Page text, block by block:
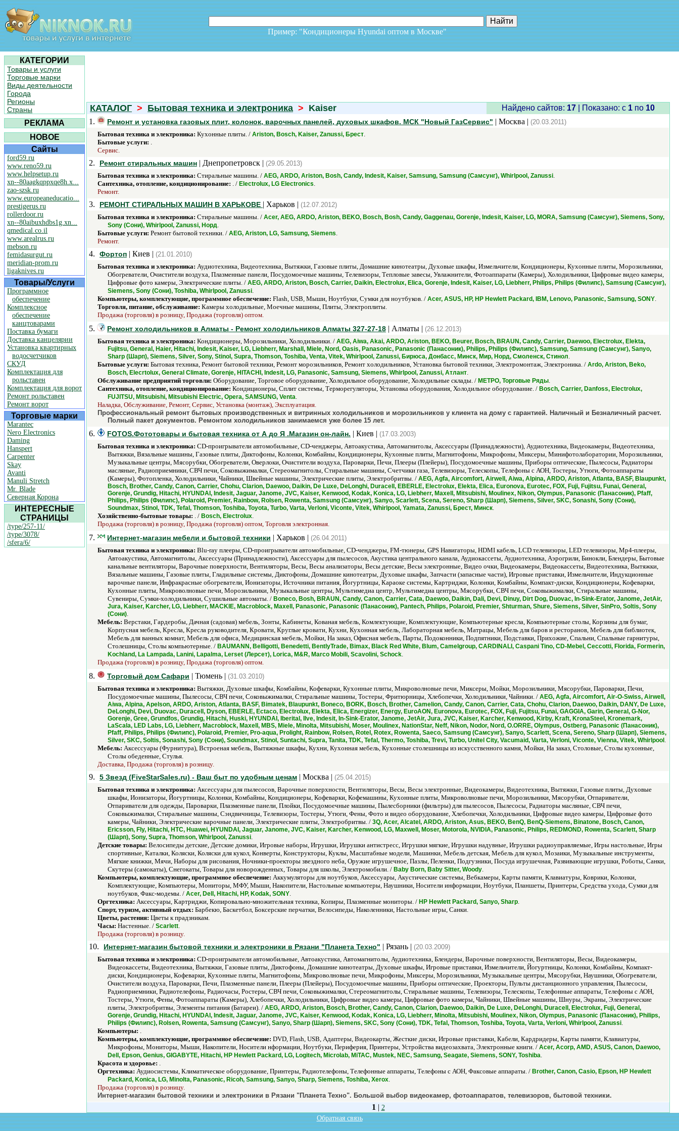
Пример: "Кондиционеры Hyundai оптом в Москве"
КАТЕГОРИИ
Товары и услуги
Торговые марки
Виды деятельности
Города
Регионы
Страны
РЕКЛАМА
НОВОЕ
Сайты
ford59.ru
www.reno59.ru
www.helpsetup.ru
xn--80aagkqppxqe8h.x...
zao-szsk.ru
www.europeaneducatio...
prestigerus.ru
rollerdoor.ru
xn--80aibuxhdbs1g.xn...
qmedical.co.il
www.arealrus.ru
mebson.ru
femidasurgut.ru
meridian-prom.ru
ligaknives.ru
Товары/Услуги
Программное
обеспечение
Комплексное
обеспечение
канцтоварами
Поставка бумаги
Доставка канцелярии
Установка квартирных
водосчетчиков
СКУД
Комплектация для
рольставен
Комплектация для ворот
Ремонт рольставен
Ремонт ворот
Торговые марки
Marantec
Nero Electronics
Daming
Hanspert
Carpenter
Skay
Avanti
Manuli Stretch
Mr. Blade
Северная Корона
ИНТЕРЕСНЫЕ
СТРАНИЦЫ
/type/257-11/
/type/3078/
/sfera/6/
КАТАЛОГ > Бытовая техника и электроника > Kaiser Найдено сайтов: 17| Показано: c 1по 10
1.
Ремонт и установка газовых плит, колонок, варочных панелей, духовых шкафов. МСК "Новый ГазСервис" | Москва | (20.03.2011)
Бытовая техника и электроника: Кухонные плиты. / Ariston, Bosch, Kaiser, Zanussi, Брест.
Бытовые услуги: .
Сервис.
2. Ремонт стиральных машин | Днепропетровск | (29.05.2013)
Бытовая техника и электроника: Стиральные машины. / AEG, ARDO, Ariston, Bosh, Candy, Indesit, Kaiser, Samsung, Samsung (Самсунг), Whirlpool, Zanussi.
Сантехника, отопление, кондиционирование: . / Electrolux, LG Еlectronics.
Ремонт.
3. РЕМОНТ СТИРАЛЬНЫХ МАШИН В ХАРЬКОВЕ | Харьков | (12.07.2012)
Бытовая техника и электроника: Стиральные машины. / Acer, AEG, ARDO, Ariston, BEKO, Bosch, Bosh, Candy, Gaggenau, Gorenje, Indesit, Kaiser, LG, MORA, Samsung (Самсунг), Siemens, Sony,
Sony (Сони), Whirlpool, Zanussi, Норд.
Бытовые услуги: Ремонт бытовой техники. / AEG, Ariston, LG, Samsung, Siemens.
Ремонт.
4. Фортоп | Киев | (21.01.2010)
Бытовая техника и электроника: Аудиотехника, Видеотехника, Вытяжки, Газовые плиты, Домашние кинотеатры, Духовые шкафы, Измельчители, Кондиционеры, Кухонные плиты, Морозильники,
Обогреватели, Очистители воздуха, Плазменные панели, Посудомоечные машины, Телевизоры, Тепловые завесы, Увлажнители, Фотоаппараты (Камеры), Холодильники, Цифровые видео камеры,
Цифровые фото камеры, Электрические плиты. / AEG, ARDO, Ariston, Bosch, Carrier, Daikin, Electrolux, Elica, Gorenje, Indesit, Kaiser, LG, Liebherr, Philips, Philips (Филипс), Samsung (Самсунг),
Siemens, Sony (Сони), Toshiba, Whirlpool, Zanussi.
Компьютеры, комплектующие, программное обеспечение: Flash, USB, Мыши, Ноутбуки, Сумки для ноутбуков. / Acer, ASUS, HP, HP Hewlett Packard, IBM, Lenovo, Panasonic, Samsung, SONY.
Торговля, питание, обслуживание: Камеры холодильные, Моечные машины, Плиты, Электроплиты.
Продажа (торговля) в розницу, Продажа (торговля) оптом.
5. Ремонт холодильников в Алматы - Ремонт холодильников Алматы 327-27-18 | Алматы | (26.12.2013)
Бытовая техника и электроника: Кондиционеры, Морозильники, Холодильники. / AEG, Aiwa, Akai, ARDO, Ariston, BEKO, Beurer, Bosch, BRAUN, Candy, Carrier, Daewoo, Electrolux, Elekta,
Fujitsu, General, Haier, Hitachi, Indesit, Kaiser, LG, Liebherr, Marshall, Miele, Nord, Oasis, Panasonic, Panasonic (Панасоник), Philips, Philips (Филипс), Samsung, Samsung (Самсунг), Sanyo,
Sharp (Шарп), Siemens, Silver, Sony, Stinol, Supra, Thomson, Toshiba, Venta, Vitek, Whirlpool, Zanussi, Бирюса, Донбасс, Минск, Мир, Норд, Смоленск, Стинол.
Бытовые услуги: Бытовая техника, Ремонт бытовой техники, Ремонт морозильников, Ремонт холодильников, Установка бытовой техники, Электромонтаж, Электроника. / Ardo, Ariston, Beko,
Bosch, Elecrtolux, General Climate, Gorenje, HITACHI, Indesit, LG, Panasonic, Samsung, Siemens, Whirlpool, Zanussi, Атлант.
Обслуживание предприятий торговли: Оборудование, Торговое оборудование, Холодильное оборудование, Холодильные склады. / МЕТРО, Торговые Ряды.
Сантехника, отопление, кондиционирование: Кондиционеры, Сплит системы, Терморегуляторы, Установка оборудования, Холодильное оборудование. / Bosch, Carrier, Danfoss, Electrolux,
FUJITSU, Mitsubishi, Mitsubishi Electric, Opera, SAMSUNG, Venta.
Наладка, Обслуживание, Ремонт, Сервис, Установка (монтаж), Эксплуатация.
Профессиональный ремонт бытовых производственных и витринных холодильников и морозильников у клиента на дому с гарантией. Наличный и Безналичный расчет.
Полный пакет документов. Ремонтом холодильников занимаемся уже более 15 лет.
6. FOTOS.Фототовары и бытовая техника от А до Я .Магазин он-лайн. | Киев | (17.03.2003)
Бытовая техника и электроника: CD-проигрыватели автомобильные, CD-ченджеры, Автоакустика, Автомагнитолы, Аксессуары (Принадлежности), Аудиотехника, Видеокамеры, Видеотехника,
Вытяжки, Вязальные машины, Газовые плиты, Диктофоны, Колонки, Комбайны, Кондиционеры, Кухонные плиты, Магнитофоны, Микрофоны, Миксеры, Минифотолаборатории, Морозильники,
Музыкальные центры, Мясорубки, Обогреватели, Оверлоки, Очистители воздуха, Пароварки, Печи, Плееры (Плейеры), Посудомоечные машины, Приборы оптические, Пылесосы, Радиаторы
масляные, Радиоприемники, СВЧ печи, Соковыжималки, Стереомагнитолы, Стиральные машины, Счетчики газа, Телевизоры, Телескопы, Телефоны с АОН, Тостеры, Утюги, Фотоаппараты
(Камеры), Фотопленка, Холодильники, Чайники, Швейные машины, Электрические плиты, Электробритвы. / AEG, Agfa, Aircomfort, Airwell, Aiwa, Alpina, ARDO, Ariston, Atlanta, BASF, Blaupunkt,
Bosch, Brother, Candy, Canon, Carrier, Chohu, Clarion, Daewoo, Daikin, De Luxe, DeLonghi, Duracell, EBERLE, Electrolux, Elekta, Elica, Euronova, Eurotec, FOX, Fuji, Fujitsu, Funai, General,
Gorenje, Grundig, Hitachi, HYUNDAI, Indesit, Jaguar, Janome, JVC, Kaiser, Kenwood, Kodak, Konica, LG, Liebherr, Maxell, Mitsubishi, Moulinex, Nikon, Olympus, Panasonic (Панасоник), Pfaff,
Philips, Philips (Филипс), Polaroid, Premier, Rainbow, Rolsen, Rowenta, Samsung (Самсунг), Sanyo, Scarlett, Scena, Sereno, Sharp (Шарп), Siemens, Silver, SKC, Sonashi, Sony (Сони),
Soundmax, Stinol, TDK, Tefal, Thomson, Toshiba, Toyota, Turbo, Varta, Verloni, Viconte, Vitek, Whirlpool, Yamata, Zanussi, Брест, Минск.
Хозяйственно-бытовые товары: . / Bosch, Electrolux.
Продажа (торговля) в розницу, Продажа (торговля) оптом, Торговля электронная.
7. Интернет-магазин мебели и бытовой техники | Харьков | (26.04.2011)
Бытовая техника и электроника: Blu-ray плееры, CD-проигрыватели автомобильные, CD-ченджеры, FM-тюнеры, GPS Навигаторы, HDMI кабель, LCD телевизоры, LED телевизоры, Mp4-плееры,
Автоакустика, Автомагнитолы, Аксессуары (Принадлежности), Аксессуары для пылесосов, Акустика центрального канала, Аудиокассеты, Аудиотехника, Аэрогрили, Бинокли, Блендеры, Бытовые
канальные вентиляторы, Варочные поверхности, Вентиляторы, Весы, Весы анализаторы, Весы детские, Весы электронные, Видео очки, Видеокамеры, Видеокассеты, Видеотехника, Вытяжки,
Вязальные машины, Газовые плиты, Гладильные системы, Диктофоны, Домашние кинотеатры, Духовые шкафы, Запчасти (запасные части), Игровые приставки, Измельчители, Индукционные
варочные панели, Инфракрасные обогреватели, Ионизаторы, Источники питания, Йогуртницы, Караоке системы, Картриджи, Колонки, Комбайны, Компакт-диски, Кондиционеры, Кофеварки,
Кухонные плиты, Микроволновые печи, Морозильники, Музыкальные центры, Мультимедиа центр, Мультимедиа центры, Мясорубки, СВЧ печи, Соковыжималки, Стиральные машины,
Сувениры, Сумки-холодильники, Сушильные автоматы. / Boneco, Bosh, BRAUN, Candy, Canon, Carrier, Cata, Daewoo, Daikin, Dali, Devi, Dinuy, Dirt Dog, Duovac, In-Sink-Erator, Janome, JetAir,
Jura, Kaiser, Karcher, LG, Liebherr, MACKIE, Macroblock, Maxell, Panasonic, Panasonic (Панасоник), Pantech, Philips, Polaroid, Premier, Shturman, Shure, Siemens, Silver, SinPro, Soltis, Sony
(Сони).
Мебель: Верстаки, Гардеробы, Дачная (садовая) мебель, Зонты, Кабинеты, Кованая мебель, Комлектующие, Комплектующие, Компьютерные кресла, Компьютерные столы, Корзины для бумаг,
Корпусная мебель, Кресла, Кресла руководителя, Кровати, Круглые кровати, Кухни, Кухонная мебель, Лабораторная мебель, Матрацы, Мебель для баров и ресторанов, Мебель для библиотек,
Мебель для ванных комнат, Мебель для офиса, Медицинская мебель, Мойки, На заказ, Офисная мебель, Парты, Подоконники, Подпятники, Подставки, Прихожие, Спальни, Спальные гарнитуры,
Столешницы, Столы компьютерные. / BAUMANN, Belligotti, Benedetti, BentlyTrade, Bimax, Black Red White, Blum, Camelgroup, CARDINALI, Caspani Tino, CD-Mebel, Ceccotti, Florida, Formerin,
Kochland, La Lampada, Lanini, Lapalma, Lerset (Лерсет), Lorica, M&R, Marco Mobili, Scavolini, Schock.
Продажа (торговля) в розницу, Продажа (торговля) оптом.
8. Торговый дом Сафари | Тюмень | (31.03.2010)
Бытовая техника и электроника: Вытяжки, Духовые шкафы, Комбайны, Кофеварки, Кухонные плиты, Микроволновые печи, Миксеры, Мойки, Морозильники, Мясорубки, Пароварки, Печи,
Посудомоечные машины, Пылесосы, СВЧ печи, Соковыжималки, Стиральные машины, Тостеры, Фритюрницы, Хлебопечки, Холодильники, Чайники. / AEG, Agfa, Aircomfort, Air-O-Swiss, Airwell,
Aiwa, Alpina, Apelson, ARDO, Ariston, Atlanta, BASF, Bimatek, Blaupunkt, Boneco, BORK, Bosch, Brother, Camelion, Candy, Canon, Carrier, Cata, Chohu, Clarion, Daewoo, Daikin, DANY, De Luxe,
DeLonghi, Devi, Duovac, Duracell, Dyson, EBERLE, Ectaco, Electrolux, Elekta, Elica, Energizer, Energy, EuroAON, Euronova, Eurotec, FOX, Fuji, Fujitsu, Funai, GAGGIA, Garin, General, G-Nor,
Gorenje, Gree, Grundfos, Grundig, Hitachi, Huski, HYUNDAI, Iberital, Ilve, Indesit, In-Sink-Erator, Janome, JetAir, Jura, JVC, Kaiser, Karcher, Kenwood, Kirby, Kraft, KronaSteel, Kronemark,
LaScala, LED Labs, LG, Liebherr, Macroblock, Maxell, MBS, Miele, Minolta, Mitsubishi, Moser, Moulinex, NationStar, Neff, Nikon, Nodor, Nord, O.ORRE, Olympus, Ostberg, Panasonic (Панасоник),
Pfaff, Philips, Philips (Филипс), Polaroid, Premier, Pro-aqua, Prolight, Rainbow, Rolsen, Rotel, Rotex, Rowenta, Saeco, Samsung (Самсунг), Sanyo, Scarlett, Scena, Sereno, Sharp (Шарп), Siemens,
Silver, SKC, Soltis, Sonashi, Sony (Сони), Soundmax, Stinol, Suntachi, Supra, Tanita, TDK, Tefal, Thermo, Toshiba, Trevi, Turbo, Unitel City, Vacumaid, Varta, Verloni, Viconte, Vienna, Vitek, Whirlpool .
Мебель: Аксессуары (Фурнитура), Встроеная мебель, Вытяжные шкафы, Кухни, Кухонная мебель, Кухонные столешницы из искусственного камня, Мойки, На заказ, Столовые, Столы кухонные,
Столы обеденные, Стулья.
Доставка, Продажа (торговля) в розницу.
9. 5 Звезд (FiveStarSales.ru) - Ваш быт по удобным ценам | Москва | (25.04.2015)
Бытовая техника и электроника: Аксессуары для пылесосов, Варочные поверхности, Вентиляторы, Весы, Весы электронные, Видеокамеры, Видеотехника, Вытяжки, Газовые плиты, Духовые
шкафы, Ионизаторы, Йогуртницы, Колонки, Комбайны, Кондиционеры, Кофеварки, Кофемашины, Кухонные плиты, Микроволновые печи, Морозильники, Мясорубки, Отпариватели,
Отпариватели для одежды, Пароварки, Плазменные панели, Плойки, Посудомоечные машины, Пылесборники (фильтры) для пылесосов, Пылесосы, Радиаторы масляные, СВЧ печи,
Соковыжималки, Стиральные машины, Сэндвичницы, Телевизоры, Тостеры, Утюги, Фены, Фото и видео оборудование, Хлебопечки, Холодильники, Цифровые видео камеры, Цифровые фото
камеры, Чайники, Электрические варочные панели, Электрические плиты, Электробритвы. / 3Q, Acer, Alcatel, ARDO, Ariston, Asus, BEKO, BenQ, BenQ-Siemens, Binatone, Bosch, Canon,
Ericsson, Fly, Hitachi, HTC, Huawei, HYUNDAI, Jaguar, Janome, JVC, Kaiser, Karcher, Kenwood, LG, Maxwell, Moser, Motorola, NVIDIA, Panasonic, Philips, REDMOND, Rowenta, Scarlett, Sharp
(Шарп), Sony, Supra, Thomson, Whirlpool, Zanussi.
Детские товары: Велосипеды детские, Детские домики, Игровые наборы, Игрушки, Игрушки антистресс, Игрушки мягкие, Игрушки надувные, Игрушки радиоуправляемые, Игры настольные, Игры
спортивные, Каталки, Коляски, Коляски для кукол, Конверты, Конструкторы, Куклы, Масштабные модели, Машинки, Мебель детская, Мебель для кукол, Мозаики, Музыкальные инструменты,
Мягкие книжки, Мячи, Наборы для рисования, Ночники-проекторы звездного неба, Оружие игрушечное, Пазлы, Пеленки, Подгузники, Посуда игрушечная, Развивающие игрушки, Роботы, Санки,
Скутеры (самокаты), Снегокаты, Товары для новорожденных, Товары для школы, Электромобили. / Baby Born, Baby Sitter, Woody.
Компьютеры, комплектующие, программное обеспечение: Аккумуляторы для ноутбуков, Аксессуары, Акустические системы, Вебкамеры, Карты памяти, Клавиатуры, Коврики, Колонки,
Комплектующие, Компьютеры, Мониторы, МФУ, Мыши, Накопители, Настольные компьютеры, Наушники, Носители информации, Ноутбуки, Планшеты, Принтеры, Средства ухода, Сумки для
ноутбуков, Факс-модемы. / Acer, Dell, Hitachi, HP, Kodak, SONY.
Оргтехника: Аксессуары, Картриджи, Копировально-множительная техника, Копиры, Плазменные мониторы. / HP Hewlett Packard, Sanyo, Sharp.
Спорт, туризм, активный отдых: Барбекю, Баскетбол, Боксерские перчатки, Велосипеды, Наколенники, Настольные игры, Санки.
Цветы, растения: Цветы к прадзникам.
Часы: Настенные. / Scarlett.
Продажа (торговля) в розницу.
10. Интернет-магазин бытовой техники и электроники в Рязани "Планета Техно" | Рязань | (20.03.2009)
Бытовая техника и электроника: CD-проигрыватели автомобильные, Автоакустика, Автомагнитолы, Аудиотехника, Блендеры, Варочные поверхности, Вентиляторы, Весы, Видеокамеры,
Видеокассеты, Видеотехника, Вытяжки, Газовые плиты, Диктофоны, Домашние кинотеатры, Духовые шкафы, Игровые приставки, Измельчители, Йогуртницы, Колонки, Комбайны, Компакт-
диски, Кондиционеры, Кофеварки, Кухонные плиты, Магнитофоны, Микроволновые печи, Микрофоны, Миксеры, Морозильники, Музыкальные центры, Мясорубки, Наушники, Обогреватели,
Очистители воздуха, Пароварки, Печи, Плазменные панели, Плееры (Плейеры), Посудомоечные машины, Приборы оптические, Проекторы, Пульты дистанционного управления, Пылесосы,
Радиоприемники, Радиотелефоны, Радиочасы, Ростеры, СВЧ печи, Соковыжималки, Стереомагнитолы, Стиральные машины, Телевизоры, Телескопы, Телефонные аппараты, Телефоны с АОН,
Тостеры, Утюги, Фены, Фотоаппараты (Камеры), Хлебопечки, Холодильники, Цифровые видео камеры, Цифровые фото камеры, Чайники, Швейные машины, Шнуры, Экраны, Электрические
плиты, Электробритвы, Элементы питания (Батареи). / AEG, ARDO, Ariston, Bosch, Brother, Candy, Canon, Clarion, Daewoo, Daikin, De Luxe, DeLonghi, Duracell, Electrolux, Fuji, General,
Gorenje, Grundig, Hitachi, HYUNDAI, Indesit, Jaguar, Janome, JVC, Kaiser, Kenwood, Kodak, Konica, LG, Liebherr, Minolta, Mitsubishi, Moulinex, Nikon, Olympus, Panasonic (Панасоник), Philips,
Philips (Филипс), Rolsen, Rowenta, Samsung (Самсунг), Sanyo, Sharp (Шарп), Siemens, SKC, Sony (Сони), TDK, Tefal, Thomson, Toshiba, Toyota, Varta, Verloni, Whirlpool, Zanussi.
Компьютеры: .
Компьютеры, комплектующие, программное обеспечение: DVD, Flash, USB, Адаптеры, Видеокарты, Жесткие диски, Игровые приставки, Кабели, Кардридеры, Карты памяти, Клавиатуры,
Микрофоны, Мониторы, Мыши, Накопители, Носители нформации, Ноутбуки, Периферия, Принтеры, Устройства видеозахвата, Электронные книги. / Acer, Acorp, AMD, ASUS, Canon, Daewoo,
Dell, Epson, Genius, GIGABYTE, Hitachi, HP Hewlett Packard, LG, Logitech, Microlab, MiTAC, Mustek, NEC, Samsung, Seagate, Siemens, SONY, Toshiba.
Красота и здоровье: .
Оргтехника: Аудиосистемы, Климатическое оборудование, Принтеры, Радиотелефоны, Телефонные аппараты, Телефоны с АОН, Факсовые аппараты. / Brother, Canon, Casio, Epson, HP Hewlett
Packard, Konica, LG, Minolta, Panasonic, Ricoh, Samsung, Sanyo, Sharp, Siemens, Toshiba, Xerox.
Продажа (торговля) в розницу.
Интернет-магазин бытовой техники и электроники в Рязани "Планета Техно". Большой выбор видеокамер, фотоаппаратов, телевизоров, бытовой техники.
1 | 2
Обратная связь